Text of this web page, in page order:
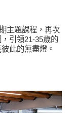
主題課程，再次
引領21-35歲的
此的無盡燈。
學習分享